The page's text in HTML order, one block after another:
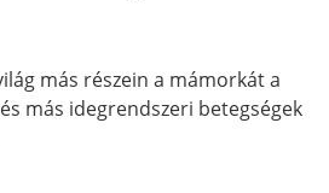
más részein a mámorkát a
más idegrendszeri betegségek